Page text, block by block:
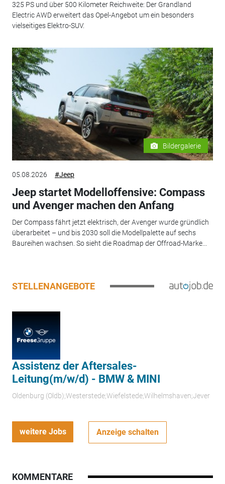
325 PS und über 500 Kilometer Reichweite: Der Grandland
Electric AWD erweitert das Opel-Angebot um ein besonders
vielseitiges Elektro-SUV.
Bildergalerie
05.08.2026 #Jeep
Jeep startet Modelloffensive: Compass
und Avenger machen den Anfang
Der Compass fährt jetzt elektrisch, der Avenger wurde gründlich
überarbeitet – und bis 2030 soll die Modellpalette auf sechs
Baureihen wachsen. So sieht die Roadmap der Offroad-Marke...
STELLENANGEBOTE
Assistenz der Aftersales-
Leitung(m/w/d) - BMW & MINI
Oldenburg (Oldb);Westerstede;Wiefelstede;Wilhelmshaven;Jever
weitere Jobs Anzeige schalten
KOMMENTARE